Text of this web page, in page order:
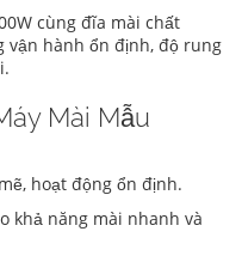
cùng đĩa mài chất
vận hành ổn định, độ rung
Mài Mẫu
hoạt động ổn định.
khả năng mài nhanh và